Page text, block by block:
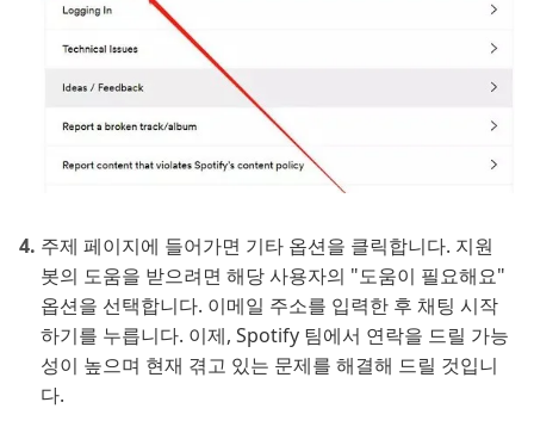
주제 페이지에 들어가면 기타 옵션을 클릭합니다. 지원
봇의 도움을 받으려면 해당 사용자의 "도움이 필요해요"
옵션을 선택합니다. 이메일 주소를 입력한 후 채팅 시작
하기를 누릅니다. 이제, Spotify 팀에서 연락을 드릴 가능
성이 높으며 현재 겪고 있는 문제를 해결해 드릴 것입니
다.